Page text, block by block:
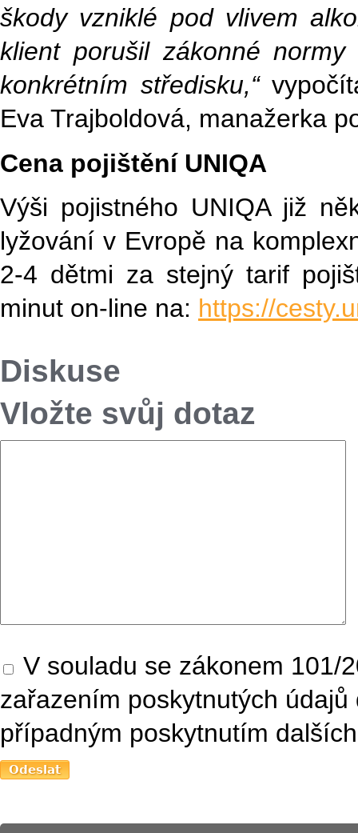
škody vzniklé pod vlivem
klient porušil zákonné
konkrétním středisku,“
Eva Trajboldová, manažerka
Cena pojištění UNIQA
Výši pojistného UNIQA již
lyžování v Evropě na
2-4 dětmi za stejný tarif
minut on-line na: https://
Diskuse
Vložte svůj dotaz
V souladu se zákonem 101/
zařazením poskytnutých
případným poskytnutím